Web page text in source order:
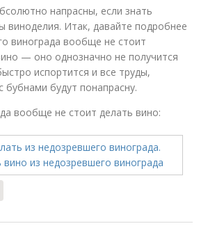
напрасны, если знать
виноделия. Итак, давайте подробнее
винограда вообще не стоит
— оно однозначно не получится
испортится и все труды,
бубнами будут понапрасну.
вообще не стоит делать вино: